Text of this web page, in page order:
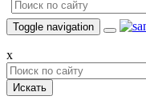
Toggle navigation
x
Искать